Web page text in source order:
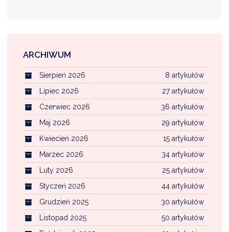
ARCHIWUM
8 artykułów
Sierpień 2026
27 artykułów
Lipiec 2026
36 artykułów
Czerwiec 2026
29 artykułów
Maj 2026
15 artykułów
Kwiecień 2026
34 artykułów
Marzec 2026
25 artykułów
Luty 2026
44 artykułów
Styczeń 2026
30 artykułów
Grudzień 2025
50 artykułów
Listopad 2025